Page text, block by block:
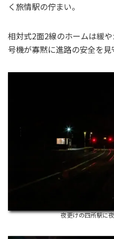
く旅情駅の佇まい。
相対式2面2線のホームは緩
号機が寡黙に進路の安全を見
夜更けの四所駅に